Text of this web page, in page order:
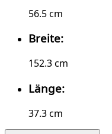
56.5 cm
Breite:
152.3 cm
Länge:
37.3 cm